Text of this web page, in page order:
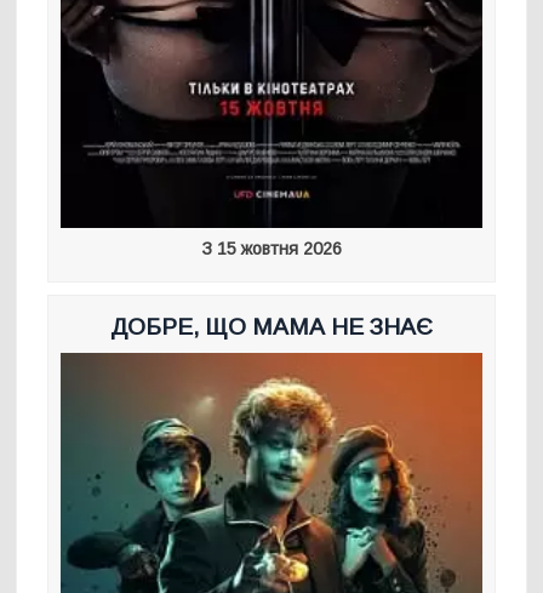
З 15 жовтня 2026
ДОБРЕ, ЩО МАМА НЕ ЗНАЄ